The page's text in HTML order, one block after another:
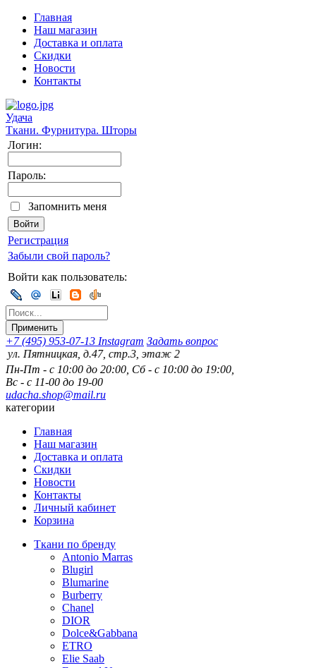
Главная
Наш магазин
Доставка и оплата
Скидки
Новости
Контакты
Удача
Ткани. Фурнитура. Шторы
Логин:
Пароль:
Запомнить меня
Регистрация
Забыли свой пароль?
Войти как пользователь:
+7 (495) 953-07-13 Instagram Задать вопрос
д.47, стр.3, этаж 2
Пн-Пт - с 10:00 до 20:00, Сб - с 10:00 до 19:00,
Вс - с 11-00 до 19-00
udacha.shop@mail.ru
категории
Главная
Наш магазин
Доставка и оплата
Скидки
Новости
Контакты
Личный кабинет
Корзина
Ткани по бренду
Antonio Marras
Blugirl
Blumarine
Burberry
Chanel
DIOR
Dolce&Gabbana
ETRO
Elie Saab